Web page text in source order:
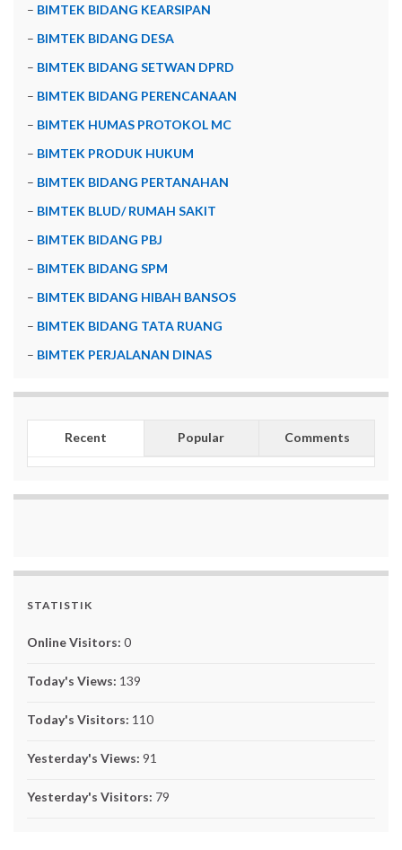
– BIMTEK BIDANG KEARSIPAN
– BIMTEK BIDANG DESA
– BIMTEK BIDANG SETWAN DPRD
– BIMTEK BIDANG PERENCANAAN
– BIMTEK HUMAS PROTOKOL MC
– BIMTEK PRODUK HUKUM
– BIMTEK BIDANG PERTANAHAN
– BIMTEK BLUD/ RUMAH SAKIT
– BIMTEK BIDANG PBJ
– BIMTEK BIDANG SPM
– BIMTEK BIDANG HIBAH BANSOS
– BIMTEK BIDANG TATA RUANG
– BIMTEK PERJALANAN DINAS
Recent Popular Comments
STATISTIK
Online Visitors: 0
Today's Views: 139
Today's Visitors: 110
Yesterday's Views: 91
Yesterday's Visitors: 79